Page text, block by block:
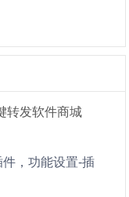
转发软件商城
，功能设置-插